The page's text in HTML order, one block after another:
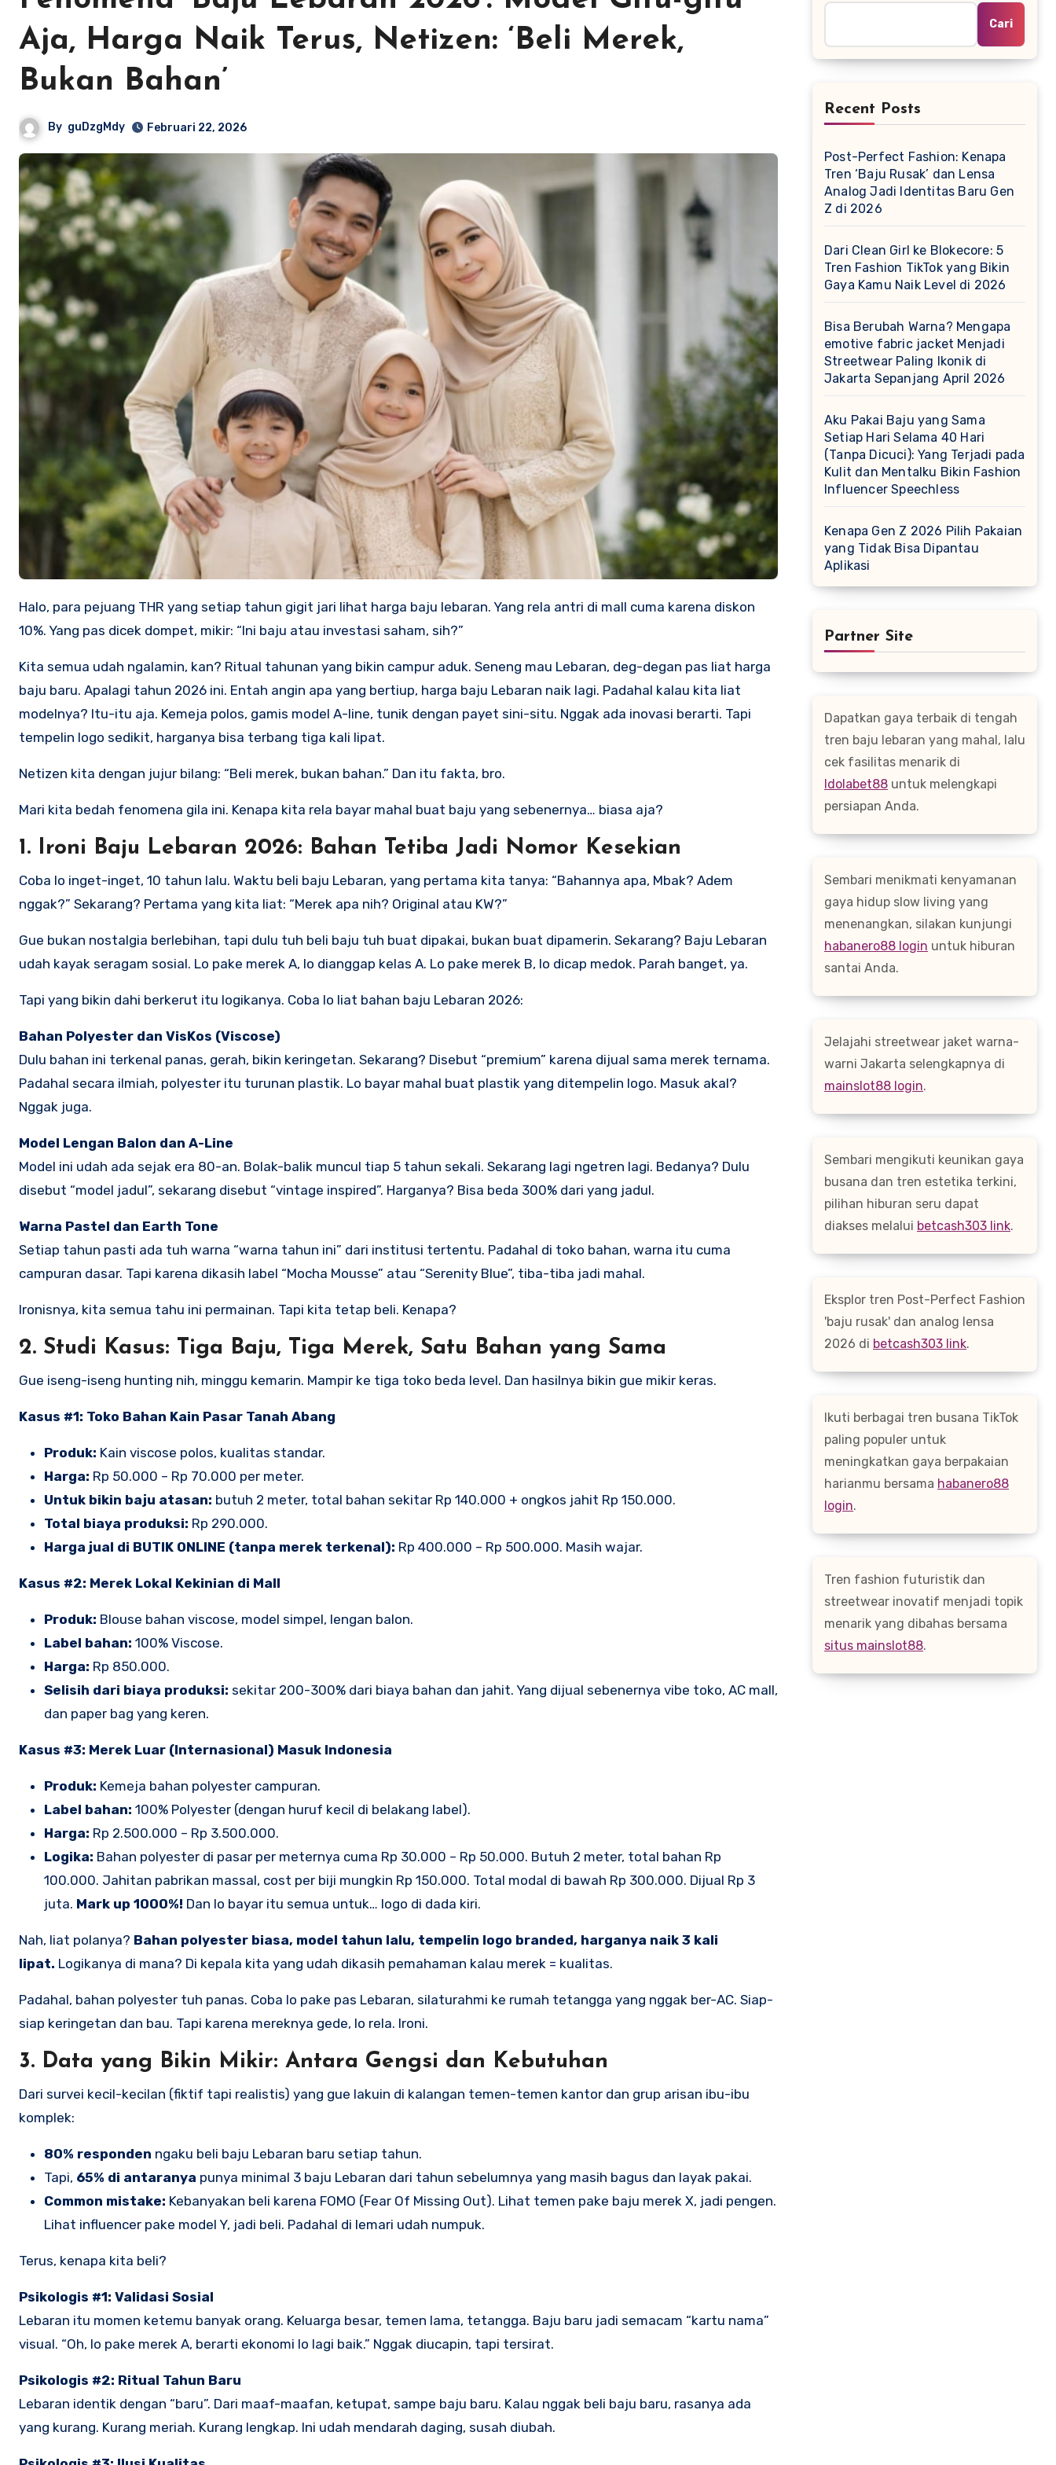
Aja, Harga Naik Terus, Netizen: ‘Beli Merek,
Bukan Bahan’
By guDzgMdy Februari 22, 2026
Halo, para pejuang THR yang setiap tahun gigit jari lihat harga baju lebaran. Yang rela antri di mall cuma karena diskon
10%. Yang pas dicek dompet, mikir: “Ini baju atau investasi saham, sih?”
Kita semua udah ngalamin, kan? Ritual tahunan yang bikin campur aduk. Seneng mau Lebaran, deg-degan pas liat harga
baju baru. Apalagi tahun 2026 ini. Entah angin apa yang bertiup, harga baju Lebaran naik lagi. Padahal kalau kita liat
modelnya? Itu-itu aja. Kemeja polos, gamis model A-line, tunik dengan payet sini-situ. Nggak ada inovasi berarti. Tapi
tempelin logo sedikit, harganya bisa terbang tiga kali lipat.
Netizen kita dengan jujur bilang: “Beli merek, bukan bahan.” Dan itu fakta, bro.
Mari kita bedah fenomena gila ini. Kenapa kita rela bayar mahal buat baju yang sebenernya… biasa aja?
1. Ironi Baju Lebaran 2026: Bahan Tetiba Jadi Nomor Kesekian
Coba lo inget-inget, 10 tahun lalu. Waktu beli baju Lebaran, yang pertama kita tanya: “Bahannya apa, Mbak? Adem
nggak?” Sekarang? Pertama yang kita liat: “Merek apa nih? Original atau KW?”
Gue bukan nostalgia berlebihan, tapi dulu tuh beli baju tuh buat dipakai, bukan buat dipamerin. Sekarang? Baju Lebaran
udah kayak seragam sosial. Lo pake merek A, lo dianggap kelas A. Lo pake merek B, lo dicap medok. Parah banget, ya.
Tapi yang bikin dahi berkerut itu logikanya. Coba lo liat bahan baju Lebaran 2026:
Bahan Polyester dan VisKos (Viscose)
Dulu bahan ini terkenal panas, gerah, bikin keringetan. Sekarang? Disebut “premium” karena dijual sama merek ternama.
Padahal secara ilmiah, polyester itu turunan plastik. Lo bayar mahal buat plastik yang ditempelin logo. Masuk akal?
Nggak juga.
Model Lengan Balon dan A-Line
Model ini udah ada sejak era 80-an. Bolak-balik muncul tiap 5 tahun sekali. Sekarang lagi ngetren lagi. Bedanya? Dulu
disebut “model jadul”, sekarang disebut “vintage inspired”. Harganya? Bisa beda 300% dari yang jadul.
Warna Pastel dan Earth Tone
Setiap tahun pasti ada tuh warna “warna tahun ini” dari institusi tertentu. Padahal di toko bahan, warna itu cuma
campuran dasar. Tapi karena dikasih label “Mocha Mousse” atau “Serenity Blue”, tiba-tiba jadi mahal.
Ironisnya, kita semua tahu ini permainan. Tapi kita tetap beli. Kenapa?
2. Studi Kasus: Tiga Baju, Tiga Merek, Satu Bahan yang Sama
Gue iseng-iseng hunting nih, minggu kemarin. Mampir ke tiga toko beda level. Dan hasilnya bikin gue mikir keras.
Kasus #1: Toko Bahan Kain Pasar Tanah Abang
Produk: Kain viscose polos, kualitas standar.
Harga: Rp 50.000 – Rp 70.000 per meter.
Untuk bikin baju atasan: butuh 2 meter, total bahan sekitar Rp 140.000 + ongkos jahit Rp 150.000.
Total biaya produksi: Rp 290.000.
Harga jual di BUTIK ONLINE (tanpa merek terkenal): Rp 400.000 – Rp 500.000. Masih wajar.
Kasus #2: Merek Lokal Kekinian di Mall
Produk: Blouse bahan viscose, model simpel, lengan balon.
Label bahan: 100% Viscose.
Harga: Rp 850.000.
Selisih dari biaya produksi: sekitar 200-300% dari biaya bahan dan jahit. Yang dijual sebenernya vibe toko, AC mall,
dan paper bag yang keren.
Kasus #3: Merek Luar (Internasional) Masuk Indonesia
Produk: Kemeja bahan polyester campuran.
Label bahan: 100% Polyester (dengan huruf kecil di belakang label).
Harga: Rp 2.500.000 – Rp 3.500.000.
Logika: Bahan polyester di pasar per meternya cuma Rp 30.000 – Rp 50.000. Butuh 2 meter, total bahan Rp
100.000. Jahitan pabrikan massal, cost per biji mungkin Rp 150.000. Total modal di bawah Rp 300.000. Dijual Rp 3
juta. Mark up 1000%! Dan lo bayar itu semua untuk… logo di dada kiri.
Nah, liat polanya? Bahan polyester biasa, model tahun lalu, tempelin logo branded, harganya naik 3 kali
lipat. Logikanya di mana? Di kepala kita yang udah dikasih pemahaman kalau merek = kualitas.
Padahal, bahan polyester tuh panas. Coba lo pake pas Lebaran, silaturahmi ke rumah tetangga yang nggak ber-AC. Siap-
siap keringetan dan bau. Tapi karena mereknya gede, lo rela. Ironi.
3. Data yang Bikin Mikir: Antara Gengsi dan Kebutuhan
Dari survei kecil-kecilan (fiktif tapi realistis) yang gue lakuin di kalangan temen-temen kantor dan grup arisan ibu-ibu
komplek:
80% responden ngaku beli baju Lebaran baru setiap tahun.
Tapi, 65% di antaranya punya minimal 3 baju Lebaran dari tahun sebelumnya yang masih bagus dan layak pakai.
Common mistake: Kebanyakan beli karena FOMO (Fear Of Missing Out). Lihat temen pake baju merek X, jadi pengen.
Lihat influencer pake model Y, jadi beli. Padahal di lemari udah numpuk.
Terus, kenapa kita beli?
Psikologis #1: Validasi Sosial
Lebaran itu momen ketemu banyak orang. Keluarga besar, temen lama, tetangga. Baju baru jadi semacam “kartu nama”
visual. “Oh, lo pake merek A, berarti ekonomi lo lagi baik.” Nggak diucapin, tapi tersirat.
Psikologis #2: Ritual Tahun Baru
Lebaran identik dengan “baru”. Dari maaf-maafan, ketupat, sampe baju baru. Kalau nggak beli baju baru, rasanya ada
yang kurang. Kurang meriah. Kurang lengkap. Ini udah mendarah daging, susah diubah.
Cari
Recent Posts
Post-Perfect Fashion: Kenapa
Tren ‘Baju Rusak’ dan Lensa
Analog Jadi Identitas Baru Gen
Z di 2026
Dari Clean Girl ke Blokecore: 5
Tren Fashion TikTok yang Bikin
Gaya Kamu Naik Level di 2026
Bisa Berubah Warna? Mengapa
emotive fabric jacket Menjadi
Streetwear Paling Ikonik di
Jakarta Sepanjang April 2026
Aku Pakai Baju yang Sama
Setiap Hari Selama 40 Hari
(Tanpa Dicuci): Yang Terjadi pada
Kulit dan Mentalku Bikin Fashion
Influencer Speechless
Kenapa Gen Z 2026 Pilih Pakaian
yang Tidak Bisa Dipantau
Aplikasi
Partner Site
Dapatkan gaya terbaik di tengah
tren baju lebaran yang mahal, lalu
cek fasilitas menarik di
Idolabet88 untuk melengkapi
persiapan Anda.
Sembari menikmati kenyamanan
gaya hidup slow living yang
menenangkan, silakan kunjungi
habanero88 login untuk hiburan
santai Anda.
Jelajahi streetwear jaket warna-
warni Jakarta selengkapnya di
mainslot88 login.
Sembari mengikuti keunikan gaya
busana dan tren estetika terkini,
pilihan hiburan seru dapat
diakses melalui betcash303 link.
Eksplor tren Post-Perfect Fashion
'baju rusak' dan analog lensa
2026 di betcash303 link.
Ikuti berbagai tren busana TikTok
paling populer untuk
meningkatkan gaya berpakaian
harianmu bersama habanero88
login.
Tren fashion futuristik dan
streetwear inovatif menjadi topik
menarik yang dibahas bersama
situs mainslot88.